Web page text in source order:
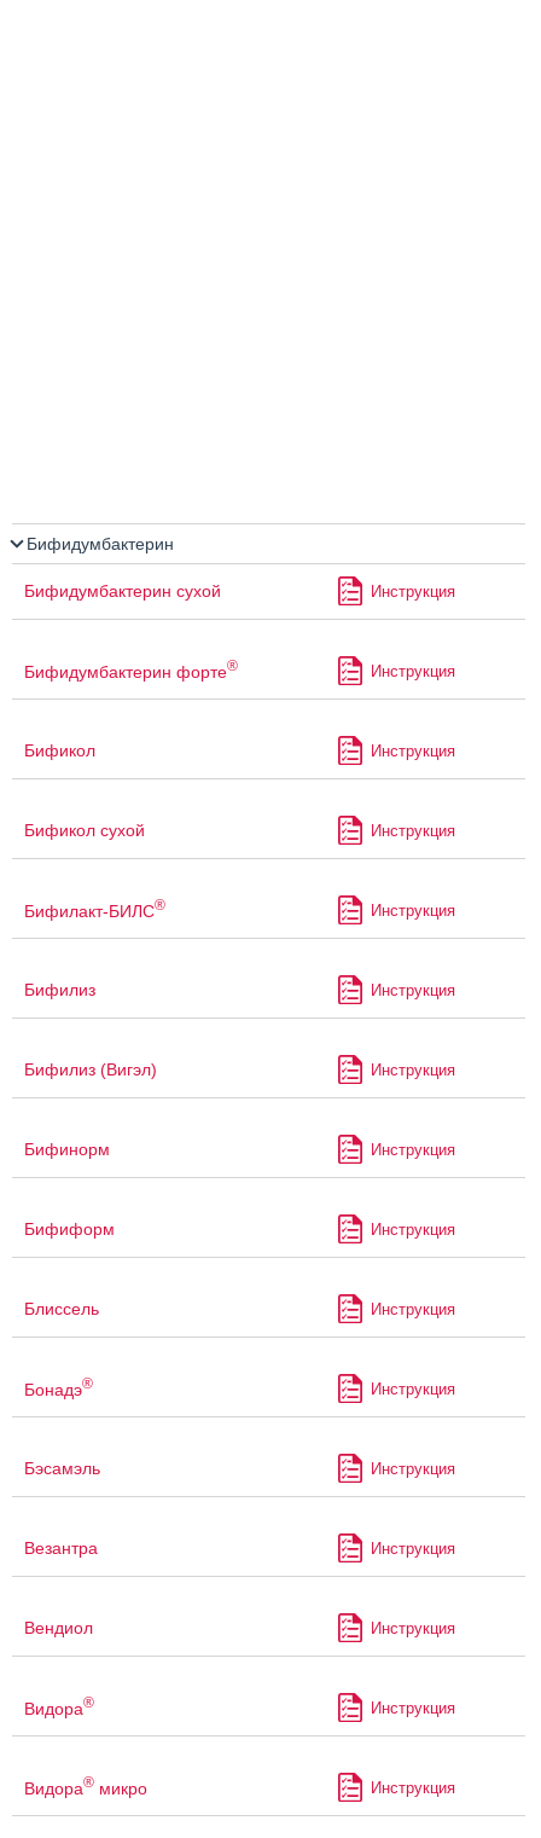
Бифидумбактерин
Бифидумбактерин сухой Инструкция
Бифидумбактерин форте® Инструкция
Бификол Инструкция
Бификол сухой Инструкция
Бифилакт-БИЛС® Инструкция
Бифилиз Инструкция
Бифилиз (Вигэл) Инструкция
Бифинорм Инструкция
Бифиформ Инструкция
Блиссель Инструкция
Бонадэ® Инструкция
Бэсамэль Инструкция
Везантра Инструкция
Вендиол Инструкция
Видора® Инструкция
Видора® микро Инструкция